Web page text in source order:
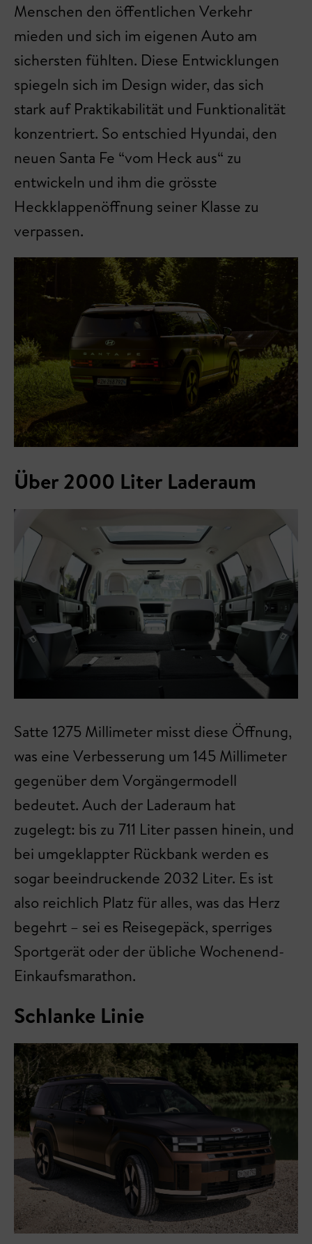
Menschen den öffentlichen Verkehr
mieden und sich im eigenen Auto am
sichersten fühlten. Diese Entwicklungen
spiegeln sich im Design wider, das sich
stark auf Praktikabilität und Funktionalität
konzentriert. So entschied Hyundai, den
neuen Santa Fe “vom Heck aus“ zu
entwickeln und ihm die grösste
Heckklappenöffnung seiner Klasse zu
verpassen.
Über 2000 Liter Laderaum
Satte 1275 Millimeter misst diese Öffnung,
was eine Verbesserung um 145 Millimeter
gegenüber dem Vorgängermodell
bedeutet. Auch der Laderaum hat
zugelegt: bis zu 711 Liter passen hinein, und
bei umgeklappter Rückbank werden es
sogar beeindruckende 2032 Liter. Es ist
also reichlich Platz für alles, was das Herz
begehrt – sei es Reisegepäck, sperriges
Sportgerät oder der übliche Wochenend-
Einkaufsmarathon.
Schlanke Linie